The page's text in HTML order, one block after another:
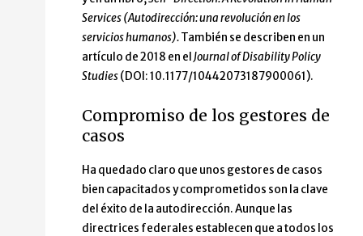
Services (Autodirección: una revolución en los
servicios humanos).También se describen en un
artículo de 2018 en el Journal of Disability Policy
Studies(DOI: 10.1177/10442073187900061).
Compromiso de los gestores de
casos
Ha quedado claro que unos gestores de casos
bien capacitados y comprometidos son la clave
del éxito de la autodirección. Aunque las
directrices federales establecen que a todos los